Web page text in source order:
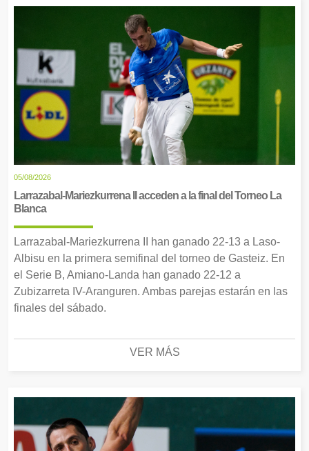
05/08/2026
Larrazabal-Mariezkurrena II acceden a la final del Torneo La
Blanca
Larrazabal-Mariezkurrena II han ganado 22-13 a Laso-
Albisu en la primera semifinal del torneo de Gasteiz. En
el Serie B, Amiano-Landa han ganado 22-12 a
Zubizarreta IV-Aranguren. Ambas parejas estarán en las
finales del sábado.
VER MÁS